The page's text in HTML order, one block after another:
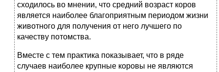
сходилось во мнении, что средний возраст коров
является наиболее благоприятным периодом жизни
животного для получения от него лучшего по
качеству потомства.
Вместе с тем практика показывает, что в ряде
случаев наиболее крупные коровы не являются